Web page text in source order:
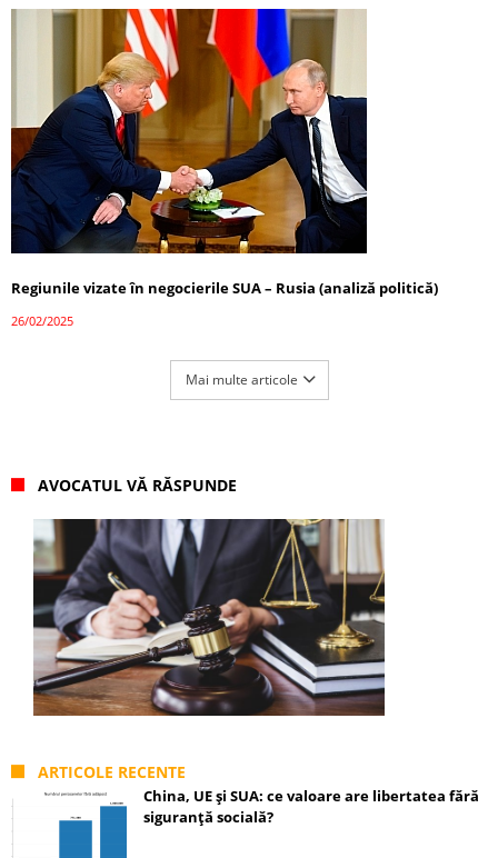
Regiunile vizate în negocierile SUA – Rusia (analiză politică)
26/02/2025
Mai multe articole
AVOCATUL VĂ RĂSPUNDE
ARTICOLE RECENTE
China, UE și SUA: ce valoare are libertatea fără
siguranță socială?